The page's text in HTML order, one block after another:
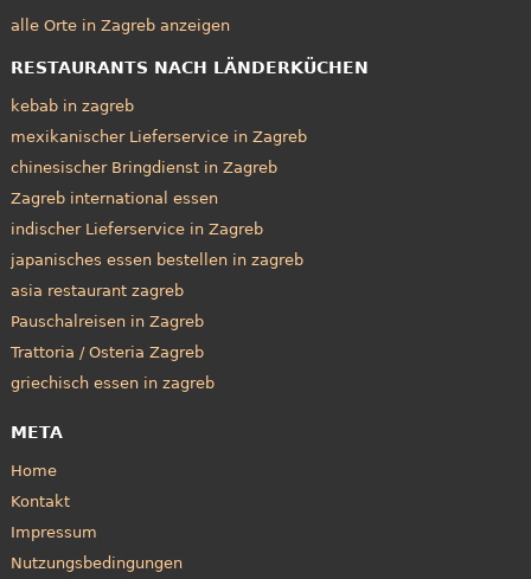
alle Orte in Zagreb anzeigen
RESTAURANTS NACH LÄNDERKÜCHEN
kebab in zagreb
mexikanischer Lieferservice in Zagreb
chinesischer Bringdienst in Zagreb
Zagreb international essen
indischer Lieferservice in Zagreb
japanisches essen bestellen in zagreb
asia restaurant zagreb
Pauschalreisen in Zagreb
Trattoria / Osteria Zagreb
griechisch essen in zagreb
META
Home
Kontakt
Impressum
Nutzungsbedingungen